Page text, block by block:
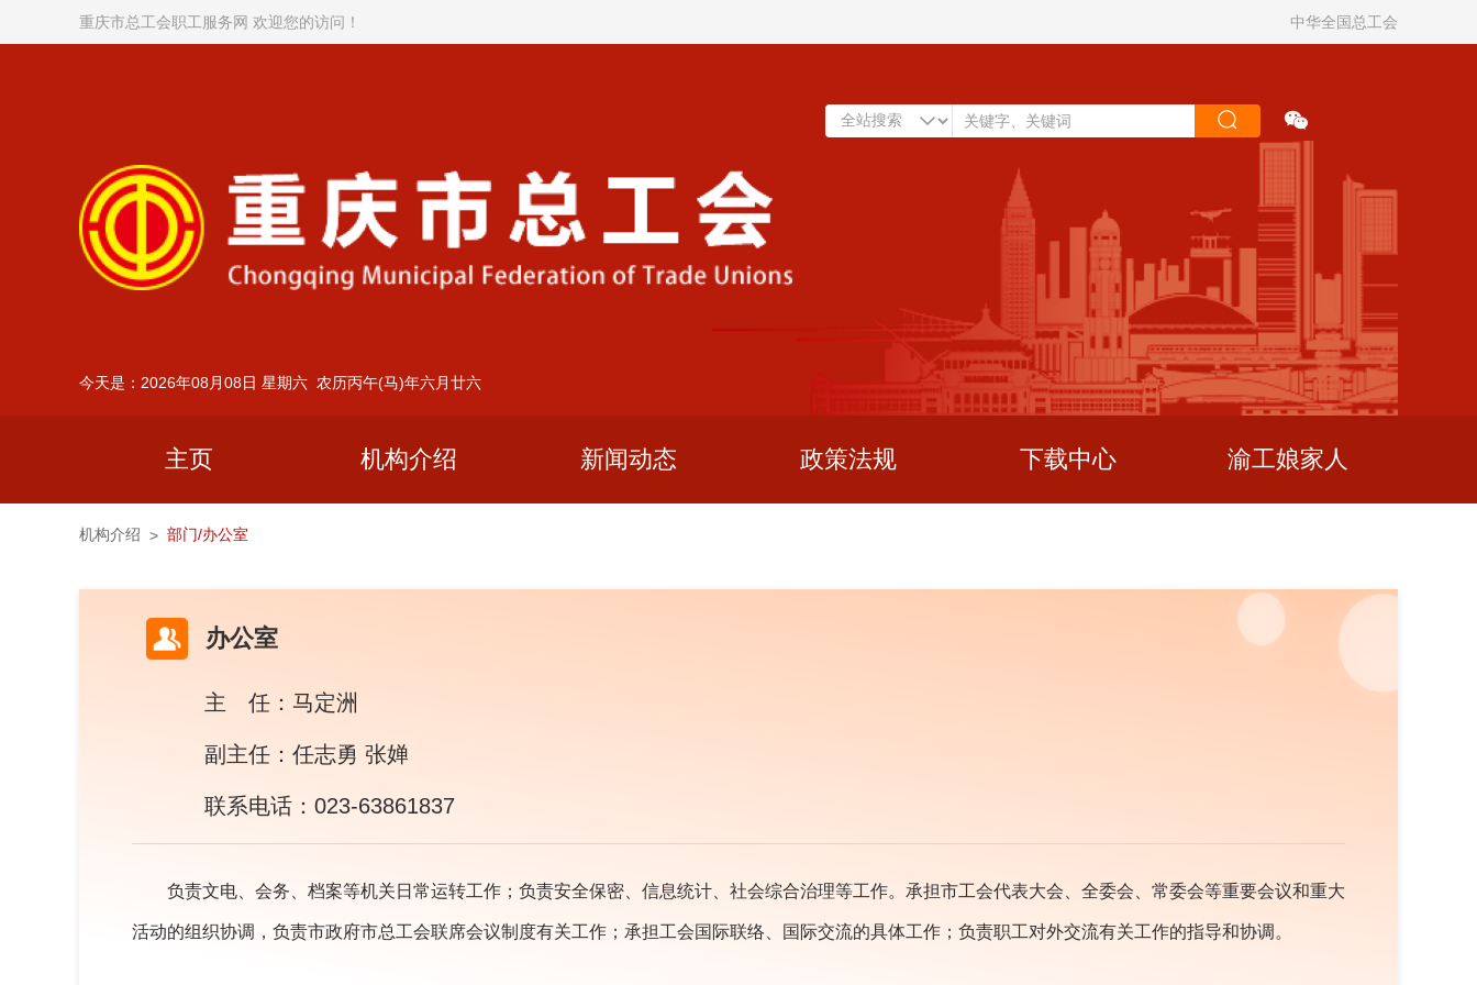
重庆市总工会职工服务网 欢迎您的访问！ 中华全国总工会
今天是：2026年08月08日 星期六 农历丙午(马)年六月廿六
主页 机构介绍 新闻动态 政策法规 下载中心 渝工娘家人
机构介绍 > 部门/办公室
办公室
主 任：马定洲
副主任：任志勇 张婵
联系电话：023-63861837
负责文电、会务、档案等机关日常运转工作；负责安全保密、信息统计、社会综合治理等工作。承担市工会代表大会、全委会、常委会等重要会议和重大
活动的组织协调，负责市政府市总工会联席会议制度有关工作；承担工会国际联络、国际交流的具体工作；负责职工对外交流有关工作的指导和协调。